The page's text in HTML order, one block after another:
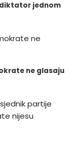
diktator jednom
ne glasaju